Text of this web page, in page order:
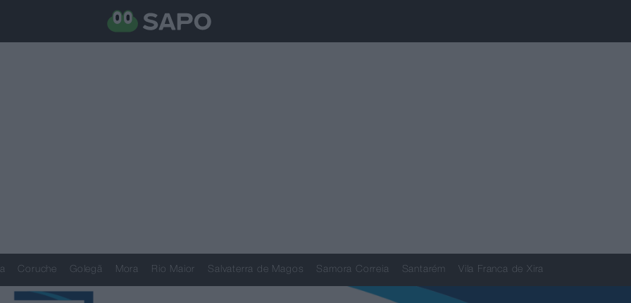
Coruche Golegã Mora Rio Maior Salvaterra de Magos Samora Correia Santarém Vila Franca de Xira